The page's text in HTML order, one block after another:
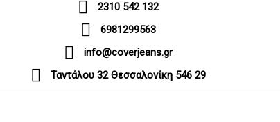
2310 542 132
6981299563
info@coverjeans.gr
Ταντάλου 32 Θεσσαλονίκη 546 29